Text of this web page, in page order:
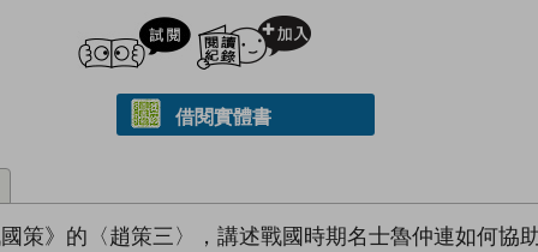
試閲
借閱實體書
策》的〈趙策三〉，講述戰國時期名士魯仲連如何協